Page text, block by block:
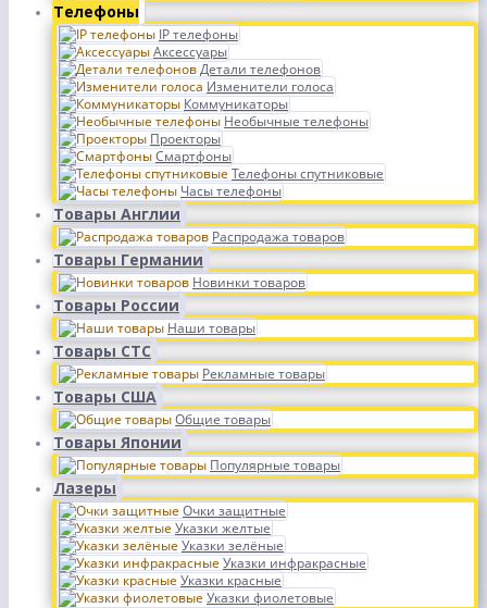
Телефоны
IP телефоны
Аксессуары
Детали телефонов
Изменители голоса
Коммуникаторы
Необычные телефоны
Проекторы
Смартфоны
Телефоны спутниковые
Часы телефоны
Товары Англии
Распродажа товаров
Товары Германии
Новинки товаров
Товары России
Наши товары
Товары СТС
Рекламные товары
Товары США
Общие товары
Товары Японии
Популярные товары
Лазеры
Очки защитные
Указки желтые
Указки зелёные
Указки инфракрасные
Указки красные
Указки фиолетовые